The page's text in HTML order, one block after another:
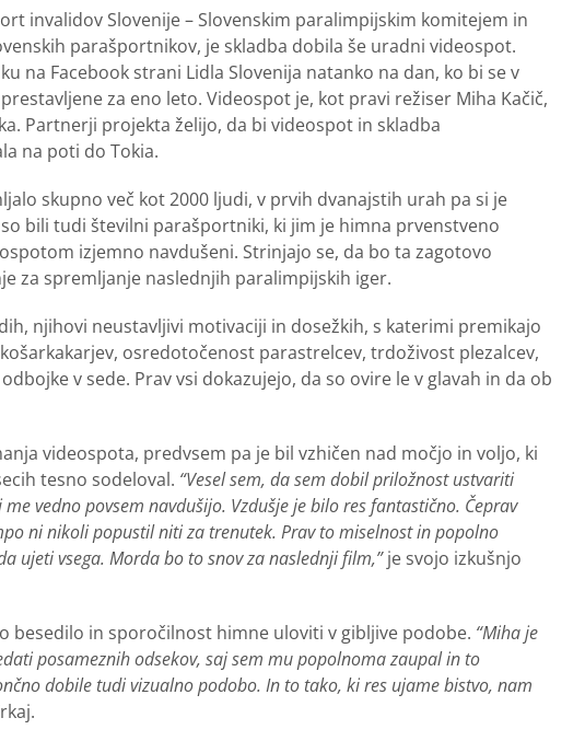
invalidov Slovenije – Slovenskim paralimpijskim komitejem in
parašportnikov, je skladba dobila še uradni videospot.
Facebook strani Lidla Slovenija natanko na dan, ko bi se v
za eno leto. Videospot je, kot pravi režiser Miha Kačič,
Partnerji projekta želijo, da bi videospot in skladba
na poti do Tokia.
skupno več kot 2000 ljudi, v prvih dvanajstih urah pa si je
bili tudi številni parašportniki, ki jim je himna prvenstveno
izjemno navdušeni. Strinjajo se, da bo ta zagotovo
za spremljanje naslednjih paralimpijskih iger.
njihovi neustavljivi motivaciji in dosežkih, s katerimi premikajo
osredotočenost parastrelcev, trdoživost plezalcev,
v sede. Prav vsi dokazujejo, da so ovire le v glavah in da ob
videospota, predvsem pa je bil vzhičen nad močjo in voljo, ki
tesno sodeloval. “Vesel sem, da sem dobil priložnost ustvariti
vedno povsem navdušijo. Vzdušje je bilo res fantastično. Čeprav
ni nikoli popustil niti za trenutek. Prav to miselnost in popolno
ujeti vsega. Morda bo to snov za naslednji film,”je svojo izkušnjo
besedilo in sporočilnost himne uloviti v gibljive podobe. “Miha je
posameznih odsekov, saj sem mu popolnoma zaupal in to
dobile tudi vizualno podobo. In to tako, ki res ujame bistvo, nam